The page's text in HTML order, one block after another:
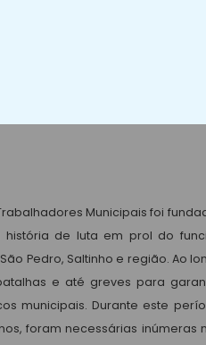
Municipais foi
história de luta em prol do
Pedro, Saltinho e região. Ao
e até greves para
municipais. Durante este
foram necessárias inúmeras